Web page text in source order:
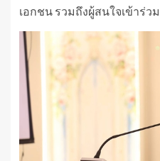
เอกชน รวมถึงผู้สนใจเข้าร่ว